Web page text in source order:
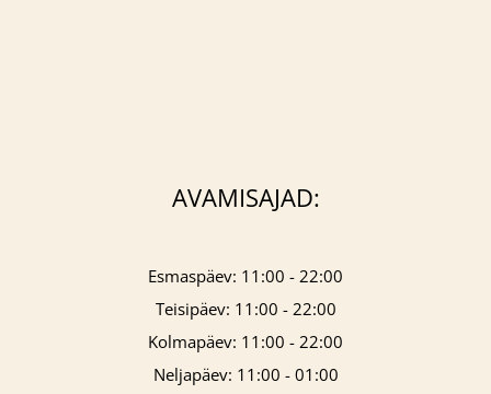
AVAMISAJAD:
Esmaspäev: 11:00 - 22:00
Teisipäev: 11:00 - 22:00
Kolmapäev: 11:00 - 22:00
Neljapäev: 11:00 - 01:00